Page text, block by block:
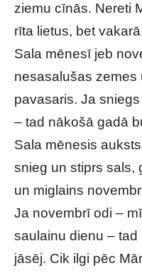
ziemu cīnās. Nereti
rīta lietus, bet
Sala mēnesī jeb
nesasalušas zemes
pavasaris. Ja
– tad nākošā gadā
Sala mēnesis
snieg un stiprs sals,
un miglains
Ja novembrī odi –
saulainu dienu –
jāsēj. Cik ilgi pēc